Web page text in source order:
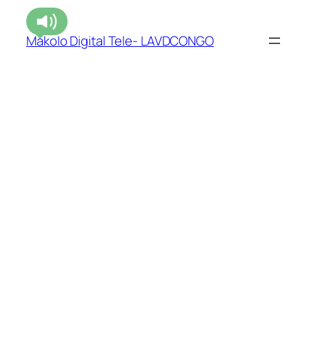
Makolo Digital Tele- LAVDCONGO